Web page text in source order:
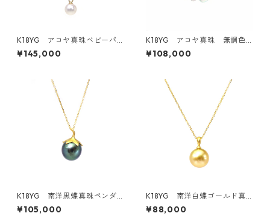
K18YG アコヤ真珠ベビーパ
ール・ダイヤモンドペンダン
トトップ《Moe》（KR71110）
¥145,000
K18YG アコヤ真珠 無調色
ナチュラルブルーグレー ペ
ンダントネックレス《てふて
¥108,000
K18YG 南洋黒蝶真珠ペンダ
ントトップ《賀茂なす》（KR8
0405）
¥105,000
K18YG 南洋白蝶ゴールド真
珠ペンダントトップ 10.0ｍ
ｍ 奄美大島 産地証明付（K
¥88,000